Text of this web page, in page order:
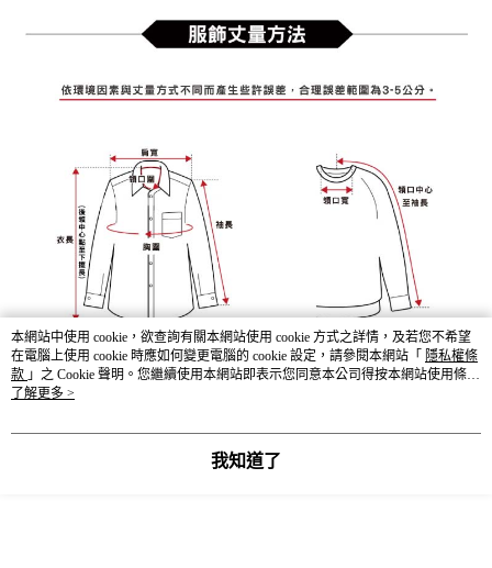
本網站中使用 cookie，欲查詢有關本網站使用 cookie 方式之詳情，及若您不希望
在電腦上使用 cookie 時應如何變更電腦的 cookie 設定，請參閱本網站「 隱私權條
款 」之 Cookie 聲明。您繼續使用本網站即表示您同意本公司得按本網站使用條款
之 Cookie 聲明使用 cookie。
了解更多 >
我知道了